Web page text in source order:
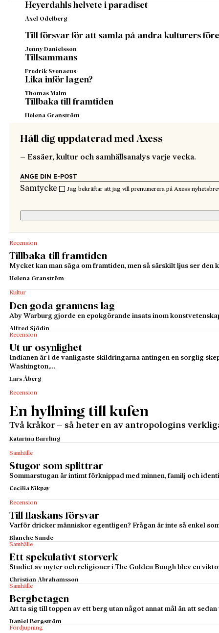
Heyerdahls helvete i paradiset
Axel Odelberg
Till försvar för att samla på andra kulturers
Jenny Danielsson
Tillsammans
Fredrik Svenaeus
Lika inför lagen?
Thomas Malm
Tillbaka till framtiden
Helena Granström
Håll dig uppdaterad med Axess
– Essäer, kultur och samhällsanalys varje vecka.
Samtycke Jag bekräftar att jag vill prenumerera på Axess
Recension
Tillbaka till framtiden
Mycket kan man säga om framtiden, men så särskilt ljus ser
Helena Granström
Kultur
Den goda grannens lag
Aby Warburg gjorde en epokgörande insats inom
Alfred Sjödin
Recension
Ut ur osynlighet
Indianen är i de vanligaste skildringarna antingen en sorglig
Washington,…
Lars Åberg
Recension
En hyllning till kufen
Två kråkor – så heter en av antropologins
Katarina Barrling
Samhälle
Stugor som splittrar
Sommarstugan är intimt förknippad med minnen, familj och
Cecilia Nikpay
Recension
Till flaskans försvar
Varför dricker människor egentligen? Frågan är inte så enkel
Blanche Sande
Samhälle
Ett spekulativt storverk
Studiet av myter och religioner i The Golden Bough blev en
Christian Abrahamsson
Samhälle
Bergbetagen
Att ta sig till toppen av ett berg utan något annat mål än att
Daniel Bergström
Fördjupning